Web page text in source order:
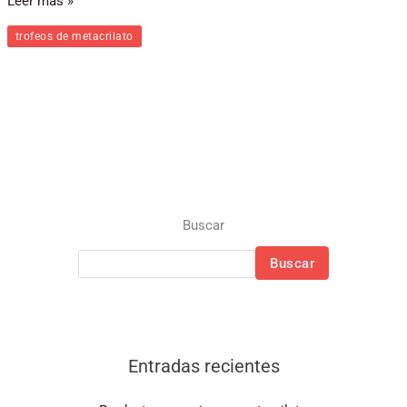
trofeos de metacrilato
Buscar
Buscar
Entradas recientes